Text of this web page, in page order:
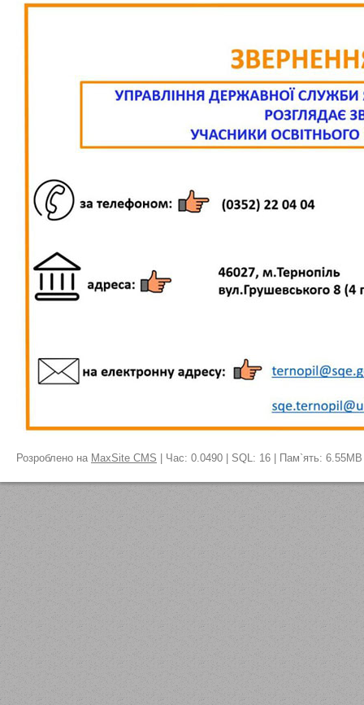
Розроблено на MaxSite CMS | Час: 0.0490 | SQL: 16 | Пам`ять: 6.55MB